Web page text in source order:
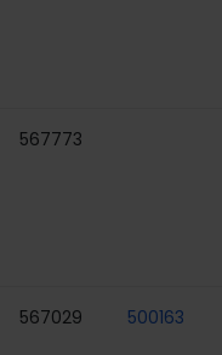
567773
567029 500163